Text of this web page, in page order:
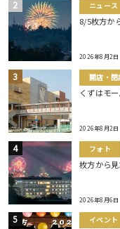
ニュース
8/5枚方か
2026年8月2日
開店・閉
くずはモ
2026年8月2日
フォト
枚方から見
2026年8月6日
イベント